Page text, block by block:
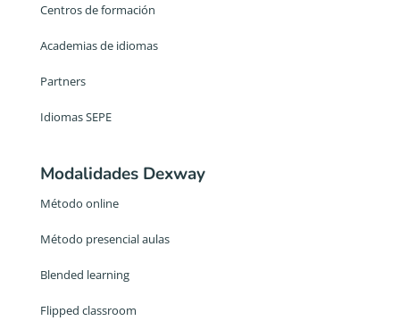
Centros de formación
Academias de idiomas
Partners
Idiomas SEPE
Modalidades Dexway
Método online
Método presencial aulas
Blended learning
Flipped classroom